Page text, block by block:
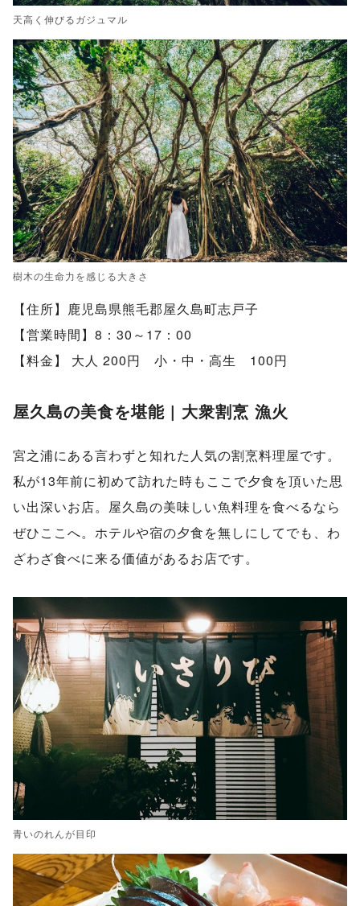
天高く伸びるガジュマル
樹木の生命力を感じる大きさ
【住所】鹿児島県熊毛郡屋久島町志戸子
【営業時間】8：30～17：00
【料金】 大人 200円 小・中・高生 100円
屋久島の美食を堪能 | 大衆割烹 漁火
宮之浦にある言わずと知れた人気の割烹料理屋です。
私が13年前に初めて訪れた時もここで夕食を頂いた思
い出深いお店。屋久島の美味しい魚料理を食べるなら
ぜひここへ。ホテルや宿の夕食を無しにしてでも、わ
ざわざ食べに来る価値があるお店です。
青いのれんが目印